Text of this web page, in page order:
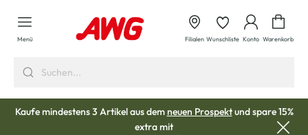
springen
Menü Filialen Wunschliste Konto Warenkorb
Kaufe mindestens 3 Artikel aus demneuen Prospektund spare 15%
extra mit